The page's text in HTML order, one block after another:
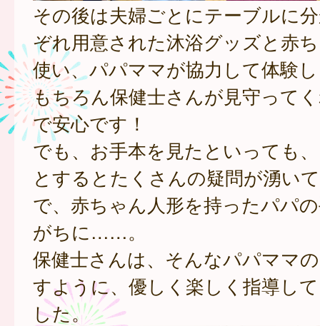
その後は夫婦ごとにテーブルに
ぞれ用意された沐浴グッズと赤
使い、パパママが協力して体験
もちろん保健士さんが見守って
で安心です！
でも、お手本を見たといっても
とするとたくさんの疑問が湧い
で、赤ちゃん人形を持ったパパ
がちに……。
保健士さんは、そんなパパママ
すように、優しく楽しく指導し
した。